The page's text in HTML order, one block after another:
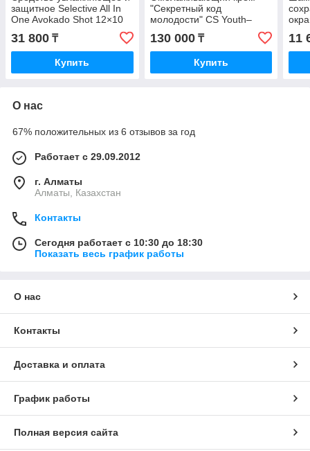
защитное Selective All In
One Avokado Shot 12×10
31 800 ₸
Купить
"Секретный код
молодости" CS Youth–
Inducing Сream 50 мл.
130 000₸
Купить
11
О нас
67% положительных из 6 отзывов за год
Работает с 29.09.2012
г. Алматы
Алматы, Казахстан
Контакты
Сегодня работает с 10:30 до 18:30
Показать весь график работы
О нас
Контакты
Доставка и оплата
График работы
Полная версия сайта